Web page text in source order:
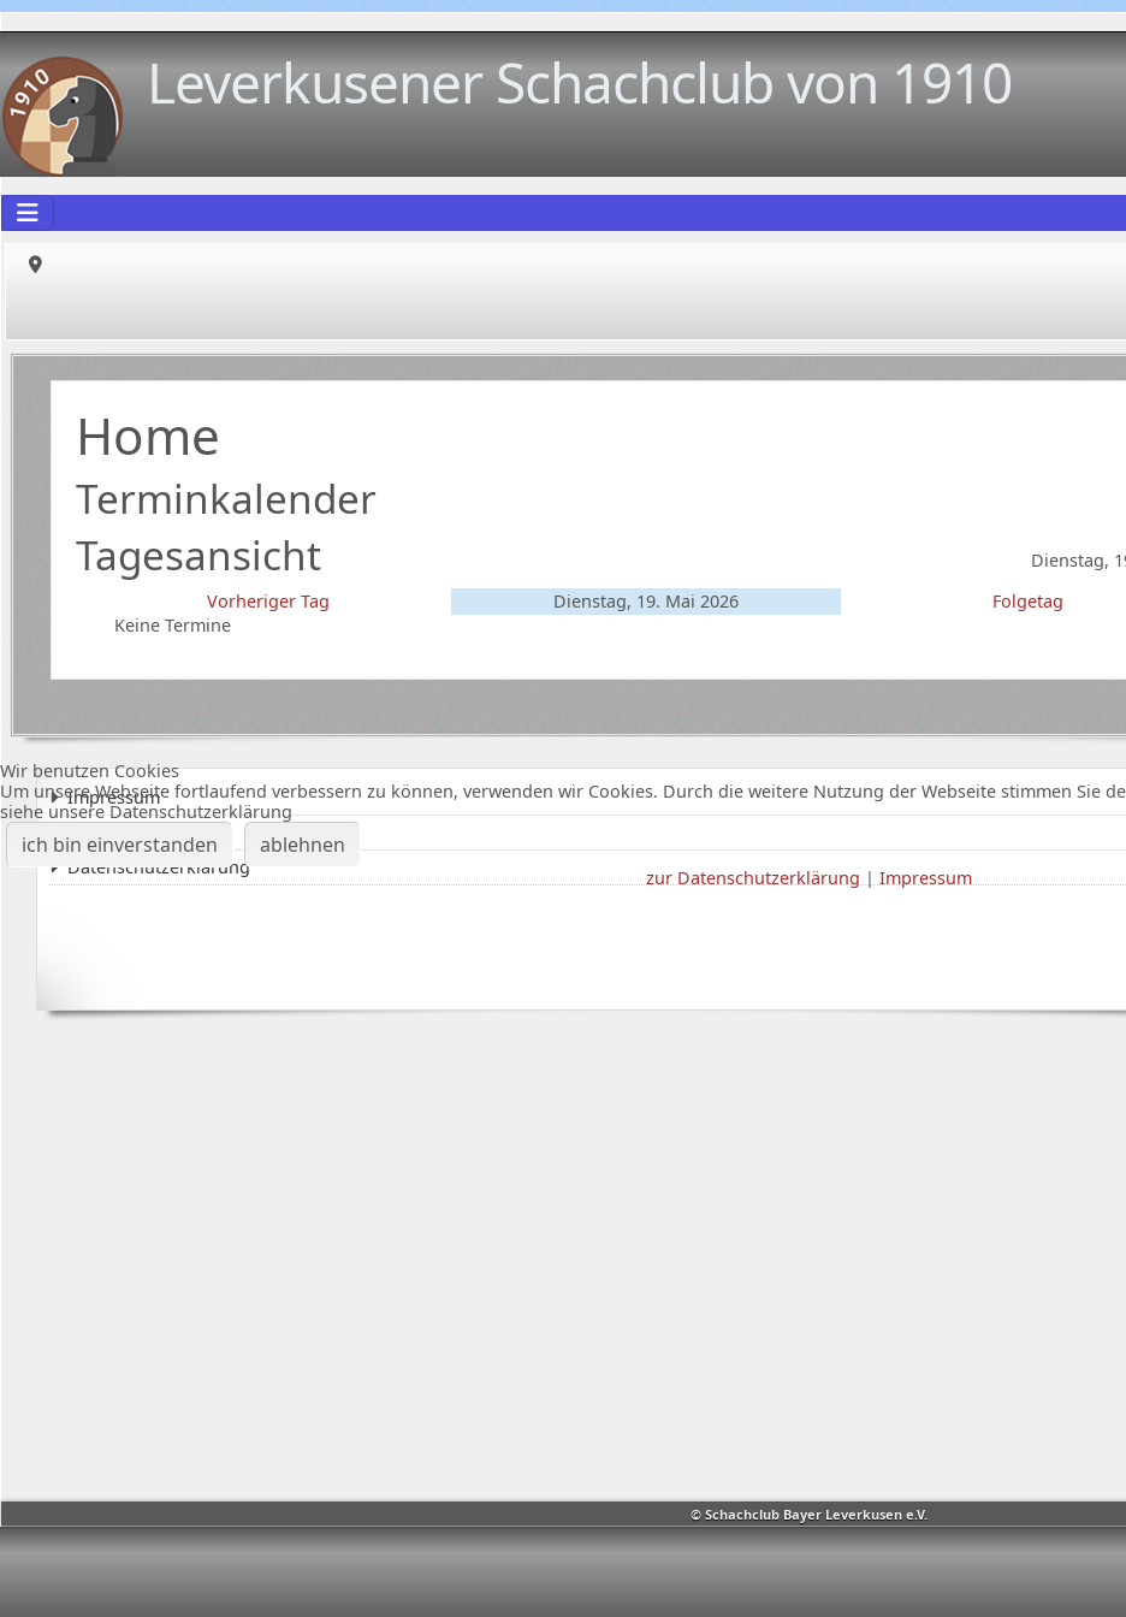
Leverkusener Schachclub von 1910
© Schachclub Bayer Leverkusen e.V.
Home
Terminkalender
Tagesansicht
Dienstag,
Vorheriger Tag
Dienstag, 19. Mai 2026
Folgetag
Keine Termine
Impressum
Datenschutzerklärung
Wir benutzen Cookies
Um unsere Webseite fortlaufend verbessern zu können, verwenden wir Cookies. Durch die weitere Nutzung der Webseite stimmen Sie
siehe unsere Datenschutzerklärung
ich bin einverstanden ablehnen
zur Datenschutzerklärung | Impressum